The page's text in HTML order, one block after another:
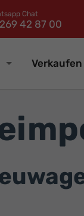
Chat
42 87 00
Verkaufen